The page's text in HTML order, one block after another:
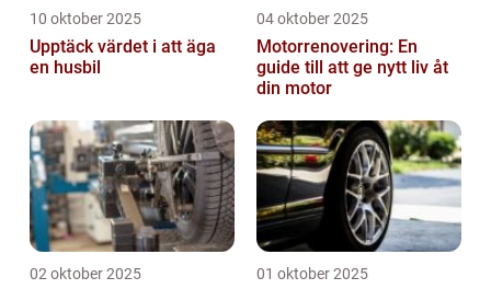
10 oktober 2025
Upptäck värdet i att äga
en husbil
04 oktober 2025
Motorrenovering: En
guide till att ge nytt liv åt
din motor
02 oktober 2025 01 oktober 2025